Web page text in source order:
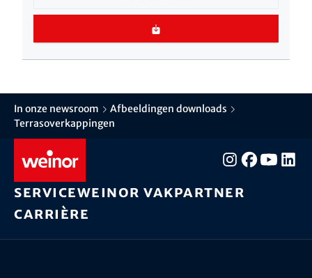
In onze newsroom
Afbeeldingen downloads
Terrasoverkappingen
Serviceweinor vakpartner
Carrière